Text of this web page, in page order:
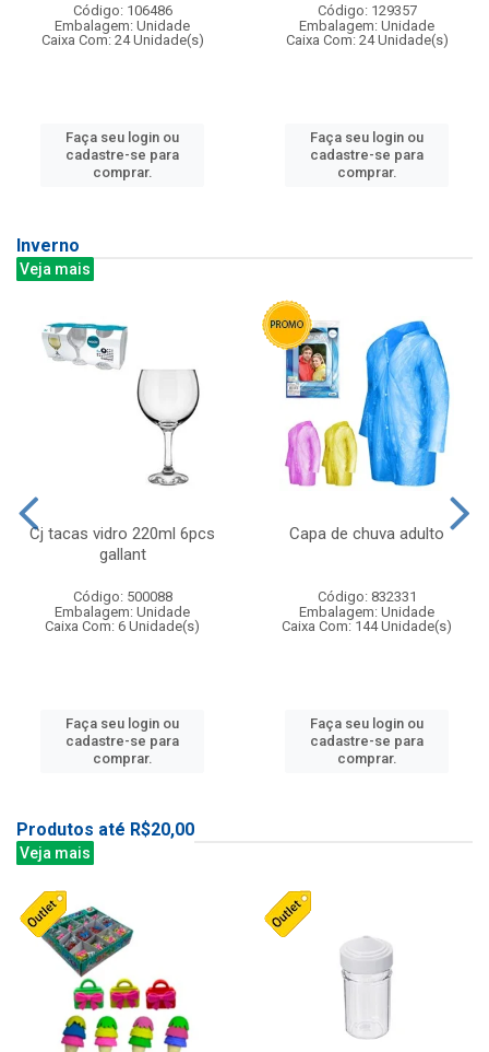
Código: 106486
Embalagem: Unidade
Caixa Com: 24 Unidade(s)
Faça seu login ou
cadastre-se para
comprar.
Código: 129357
Embalagem: Unidade
Caixa Com: 24 Unidade(s)
Faça seu login ou
cadastre-se para
comprar.
Inverno
Veja mais
Cj tacas vidro 220ml 6pcs
gallant
Código: 500088
Embalagem: Unidade
Caixa Com: 6 Unidade(s)
Faça seu login ou
cadastre-se para
comprar.
Capa de chuva adulto
Código: 832331
Embalagem: Unidade
Caixa Com: 144 Unidade(s)
Faça seu login ou
cadastre-se para
comprar.
Produtos até R$20,00
Veja mais